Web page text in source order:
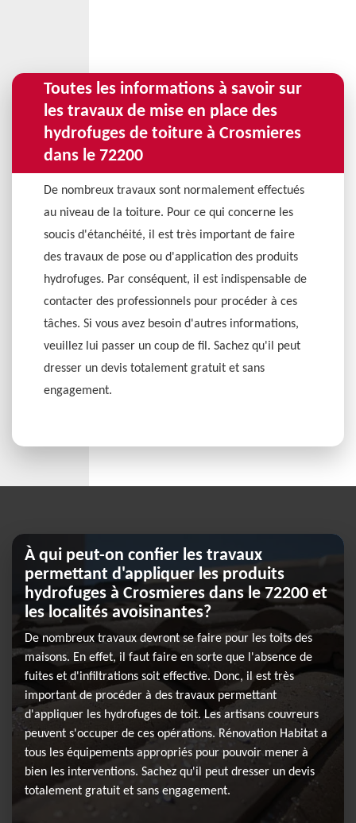
Toutes les informations à savoir sur
les travaux de mise en place des
hydrofuges de toiture à Crosmieres
dans le 72200
De nombreux travaux sont normalement effectués
au niveau de la toiture. Pour ce qui concerne les
soucis d'étanchéité, il est très important de faire
des travaux de pose ou d'application des produits
hydrofuges. Par conséquent, il est indispensable de
contacter des professionnels pour procéder à ces
tâches. Si vous avez besoin d'autres informations,
veuillez lui passer un coup de fil. Sachez qu'il peut
dresser un devis totalement gratuit et sans
engagement.
À qui peut-on confier les travaux
permettant d'appliquer les produits
hydrofuges à Crosmieres dans le 72200 et
les localités avoisinantes?
De nombreux travaux devront se faire pour les toits des
maisons. En effet, il faut faire en sorte que l'absence de
fuites et d'infiltrations soit effective. Donc, il est très
important de procéder à des travaux permettant
d'appliquer les hydrofuges de toit. Les artisans couvreurs
peuvent s'occuper de ces opérations. Rénovation Habitat a
tous les équipements appropriés pour pouvoir mener à
bien les interventions. Sachez qu'il peut dresser un devis
totalement gratuit et sans engagement.